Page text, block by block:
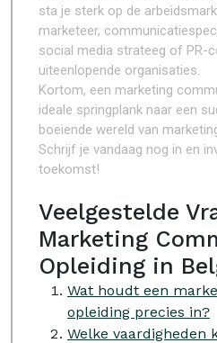
sta je sterk op de
marketeer,
social media strateeg of PR-
uiteenlopende organisaties.
Kortom, een marketing
ideale springplank naar een
boeiende wereld van
Schrijf je vandaag nog in en
toekomst!
Veelgestelde
Marketing
Opleiding in
Wat houdt een
opleiding precies in?
Welke vaardigheden